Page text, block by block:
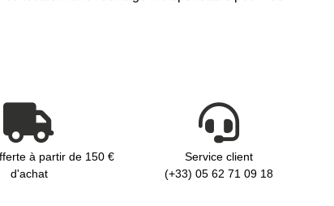
à partir de 150 €
d'achat
Service client
(+33) 05 62 71 09 18